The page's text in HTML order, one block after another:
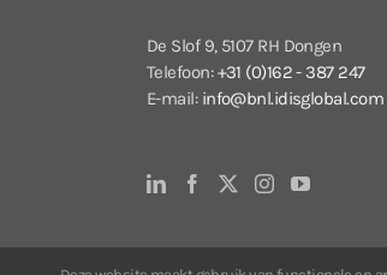
De Slof 9, 5107 RH Dongen
Telefoon:+31 (0)162 - 387 247
E-mail: info@bnl.idisglobal.com